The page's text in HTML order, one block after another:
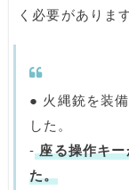
く必要があります
● 火縄銃を装
した。
-座る操作キ
た。